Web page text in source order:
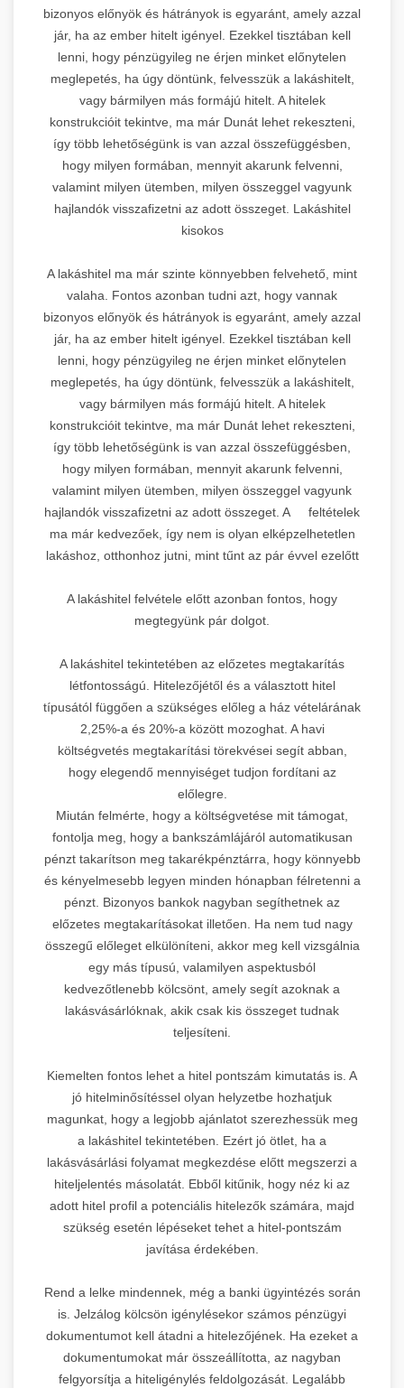
bizonyos előnyök és hátrányok is egyaránt, amely azzal
jár, ha az ember hitelt igényel. Ezekkel tisztában kell
lenni, hogy pénzügyileg ne érjen minket előnytelen
meglepetés, ha úgy döntünk, felvesszük a lakáshitelt,
vagy bármilyen más formájú hitelt. A hitelek
konstrukcióit tekintve, ma már Dunát lehet rekeszteni,
így több lehetőségünk is van azzal összefüggésben,
hogy milyen formában, mennyit akarunk felvenni,
valamint milyen ütemben, milyen összeggel vagyunk
hajlandók visszafizetni az adott összeget. Lakáshitel
kisokos
A lakáshitel ma már szinte könnyebben felvehető, mint
valaha. Fontos azonban tudni azt, hogy vannak
bizonyos előnyök és hátrányok is egyaránt, amely azzal
jár, ha az ember hitelt igényel. Ezekkel tisztában kell
lenni, hogy pénzügyileg ne érjen minket előnytelen
meglepetés, ha úgy döntünk, felvesszük a lakáshitelt,
vagy bármilyen más formájú hitelt. A hitelek
konstrukcióit tekintve, ma már Dunát lehet rekeszteni,
így több lehetőségünk is van azzal összefüggésben,
hogy milyen formában, mennyit akarunk felvenni,
valamint milyen ütemben, milyen összeggel vagyunk
hajlandók visszafizetni az adott összeget. A feltételek
ma már kedvezőek, így nem is olyan elképzelhetetlen
lakáshoz, otthonhoz jutni, mint tűnt az pár évvel ezelőtt
A lakáshitel felvétele előtt azonban fontos, hogy
megtegyünk pár dolgot.
A lakáshitel tekintetében az előzetes megtakarítás
létfontosságú. Hitelezőjétől és a választott hitel
típusától függően a szükséges előleg a ház vételárának
2,25%-a és 20%-a között mozoghat. A havi
költségvetés megtakarítási törekvései segít abban,
hogy elegendő mennyiséget tudjon fordítani az
előlegre.
Miután felmérte, hogy a költségvetése mit támogat,
fontolja meg, hogy a bankszámlájáról automatikusan
pénzt takarítson meg takarékpénztárra, hogy könnyebb
és kényelmesebb legyen minden hónapban félretenni a
pénzt. Bizonyos bankok nagyban segíthetnek az
előzetes megtakarításokat illetően. Ha nem tud nagy
összegű előleget elkülöníteni, akkor meg kell vizsgálnia
egy más típusú, valamilyen aspektusból
kedvezőtlenebb kölcsönt, amely segít azoknak a
lakásvásárlóknak, akik csak kis összeget tudnak
teljesíteni.
Kiemelten fontos lehet a hitel pontszám kimutatás is. A
jó hitelminősítéssel olyan helyzetbe hozhatjuk
magunkat, hogy a legjobb ajánlatot szerezhessük meg
a lakáshitel tekintetében. Ezért jó ötlet, ha a
lakásvásárlási folyamat megkezdése előtt megszerzi a
hiteljelentés másolatát. Ebből kitűnik, hogy néz ki az
adott hitel profil a potenciális hitelezők számára, majd
szükség esetén lépéseket tehet a hitel-pontszám
javítása érdekében.
Rend a lelke mindennek, még a banki ügyintézés során
is. Jelzálog kölcsön igénylésekor számos pénzügyi
dokumentumot kell átadni a hitelezőjének. Ha ezeket a
dokumentumokat már összeállította, az nagyban
felgyorsítja a hiteligénylés feldolgozását. Legalább